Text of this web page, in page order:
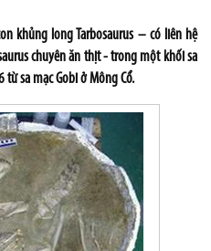
khủng long Tarbosaurus – có liên hệ
chuyên ăn thịt - trong một khối sa
từ sa mạcGobi ở Mông Cổ.